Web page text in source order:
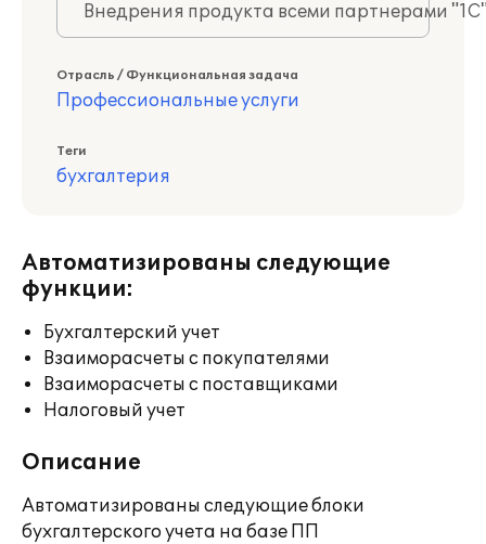
Внедрения продукта всеми партнерами
Отрасль / Функциональная задача
Профессиональные услуги
Теги
бухгалтерия
Автоматизированы следующие
функции:
Бухгалтерский учет
Взаиморасчеты с покупателями
Взаиморасчеты с поставщиками
Налоговый учет
Описание
Автоматизированы следующие блоки
бухгалтерского учета на базе ПП